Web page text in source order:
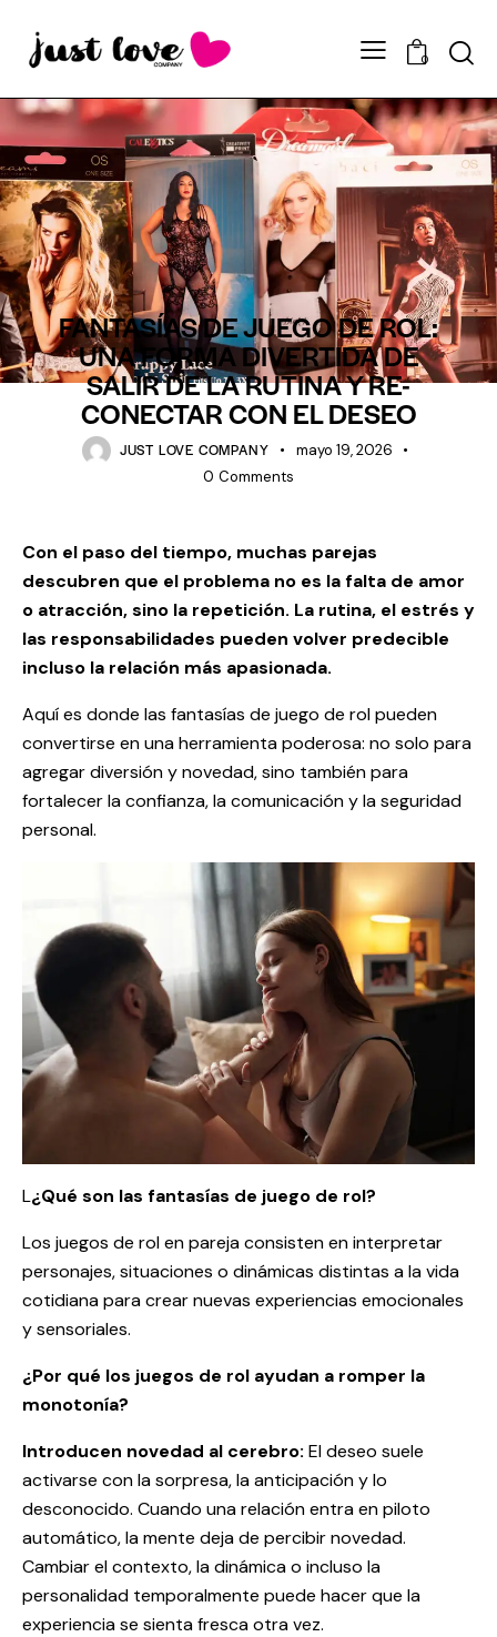
0
BLOG FANTASIAS ROLPLAY
FANTASÍAS DE JUEGO DE ROL:
UNA FORMA DIVERTIDA DE
SALIR DE LA RUTINA Y RE-
CONECTAR CON EL DESEO
JUST LOVE COMPANY
mayo 19, 2026
0 Comments
Con el paso del tiempo, muchas parejas
descubren que el problema no es la falta de amor
o atracción, sino la repetición. La rutina, el estrés y
las responsabilidades pueden volver predecible
incluso la relación más apasionada.
Aquí es donde las fantasías de juego de rol pueden
convertirse en una herramienta poderosa: no solo para
agregar diversión y novedad, sino también para
fortalecer la confianza, la comunicación y la seguridad
personal.
L¿Qué son las fantasías de juego de rol?
Los juegos de rol en pareja consisten en interpretar
personajes, situaciones o dinámicas distintas a la vida
cotidiana para crear nuevas experiencias emocionales
y sensoriales.
¿Por qué los juegos de rol ayudan a romper la
monotonía?
Introducen novedad al cerebro: El deseo suele
activarse con la sorpresa, la anticipación y lo
desconocido. Cuando una relación entra en piloto
automático, la mente deja de percibir novedad.
Cambiar el contexto, la dinámica o incluso la
personalidad temporalmente puede hacer que la
experiencia se sienta fresca otra vez.